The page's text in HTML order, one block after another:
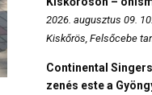
2026. augusztus 09.
Kiskőrös, Felsőcebe
Continental
zenés este a